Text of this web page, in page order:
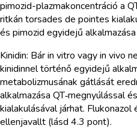
pimozid-plazmakoncentráció a
ritkán torsades de pointes
és pimozid egyidejű
Kinidin: Bár in vitro vagy in vivo
kinidinnel történő egyidejű
metabolizmusának gátlását
alkalmazása QT‑megnyúlással
kialakulásával járhat.
ellenjavallt (lásd 4.3 pont).